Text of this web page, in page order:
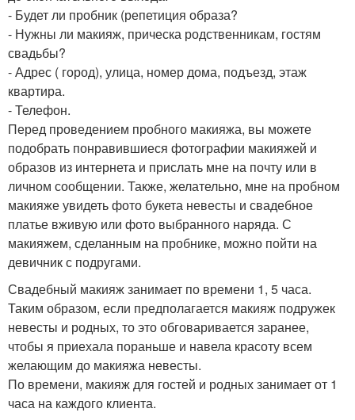
- Будет ли пробник (репетиция образа?
- Нужны ли макияж, прическа родственникам, гостям
свадьбы?
- Адрес ( город), улица, номер дома, подъезд, этаж
квартира.
- Телефон.
Перед проведением пробного макияжа, вы можете
подобрать понравившиеся фотографии макияжей и
образов из интернета и прислать мне на почту или в
личном сообщении. Также, желательно, мне на пробном
макияже увидеть фото букета невесты и свадебное
платье вживую или фото выбранного наряда. С
макияжем, сделанным на пробнике, можно пойти на
девичник с подругами.
Свадебный макияж занимает по времени 1, 5 часа.
Таким образом, если предполагается макияж подружек
невесты и родных, то это обговаривается заранее,
чтобы я приехала пораньше и навела красоту всем
желающим до макияжа невесты.
По времени, макияж для гостей и родных занимает от 1
часа на каждого клиента.